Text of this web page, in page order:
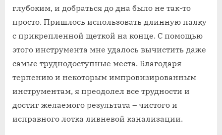
глубоким, и добраться до дна было не так-то
просто. Пришлось использовать длинную палку
с прикрепленной щеткой на конце. С помощью
этого инструмента мне удалось вычистить даже
самые труднодоступные места. Благодаря
терпению и некоторым импровизированным
инструментам, я преодолел все трудности и
достиг желаемого результата – чистого и
исправного лотка ливневой канализации.